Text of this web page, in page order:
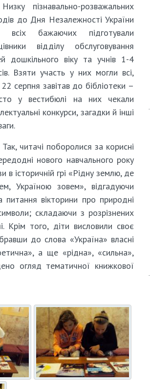
Низку пізнавально-розважальних
до Дня Незалежності України
всіх бажаючих підготували
відділу обслуговування
дошкільного віку та учнів 1-4
Взяти участь у них могли всі,
серпня завітав до бібліотеки –
у вестибюлі на них чекали
конкурси, загадки й інші
Так, читачі поборолися за корисні
нового навчального року
в історичній грі «Рідну землю, де
Україною зовем», відгадуючи
питання вікторини про природні
складаючи з розрізнених
Крім того, діти висловили своє
до слова «Україна» власні
а ще «рідна», «сильна»,
огляд тематичної книжкової